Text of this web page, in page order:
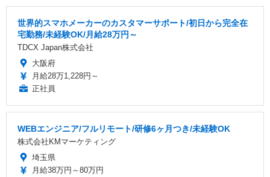
世界的スマホメーカーのカスタマーサポート/初日から完全在
宅勤務/未経験OK/月給28万円～
TDCX Japan株式会社
大阪府
月給28万1,228円～
正社員
WEBエンジニア/フルリモート/研修6ヶ月つき/未経験OK
株式会社KMマーケティング
埼玉県
月給38万円～80万円